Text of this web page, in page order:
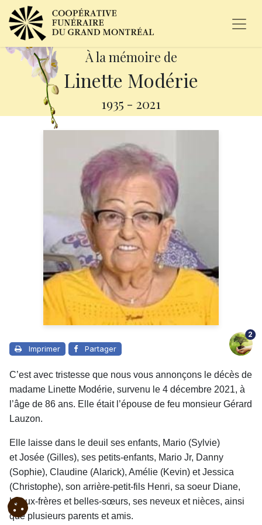
À la mémoire de
Linette Modérie
1935 - 2021
Imprimer Partager
2
C’est avec tristesse que nous vous annonçons le décès de
madame Linette Modérie, survenu le 4 décembre 2021, à
l’âge de 86 ans. Elle était l’épouse de feu monsieur Gérard
Lauzon.
Elle laisse dans le deuil ses enfants, Mario (Sylvie)
et Josée (Gilles), ses petits-enfants, Mario Jr, Danny
(Sophie), Claudine (Alarick), Amélie (Kevin) et Jessica
(Christophe), son arrière-petit-fils Henri, sa soeur Diane,
beaux-frères et belles-sœurs, ses neveux et nièces, ainsi
que plusieurs parents et amis.